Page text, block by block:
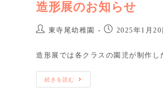
造形展のお知らせ
東寺尾幼稚園 2025年1月20
造形展では各クラスの園児が制作
続きを読む